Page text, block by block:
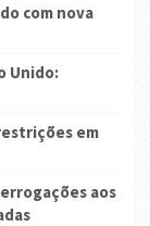
com nova
Unido:
em
aos